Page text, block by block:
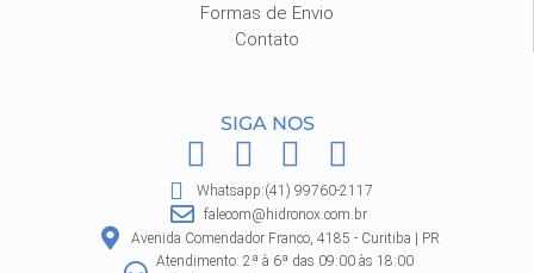
Formas de Envio
Contato
SIGA NOS
F
a
c
e
I
n
s
t
P
i
n
t
W
h
a
t
Whatsapp:(41) 99760-2117
falecom@hidronox.com.br
Avenida Comendador Franco, 4185 - Curitiba | PR
Atendimento: 2ª à 6ª das 09:00 às 18:00